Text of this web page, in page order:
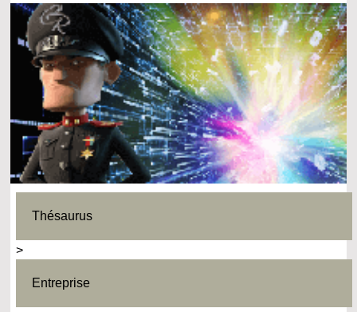
Thésaurus
>
Entreprise